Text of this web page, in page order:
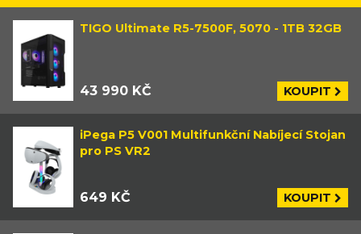
TIGO Ultimate R5-7500F, 5070 - 1TB 32GB
43 990 KČ KOUPIT
iPega P5 V001 Multifunkční Nabíjecí Stojan
pro PS VR2
649 KČ KOUPIT